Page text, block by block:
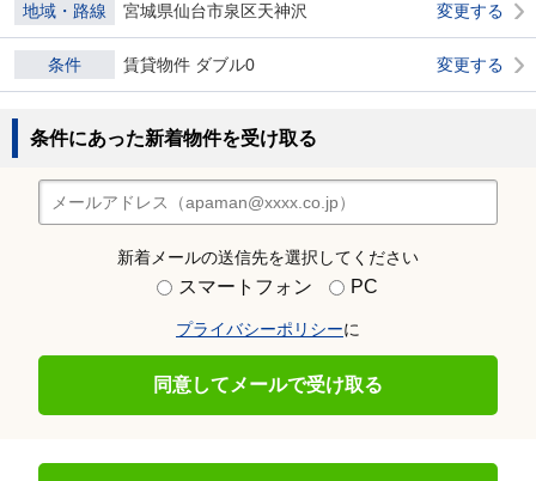
地域・路線 宮城県仙台市泉区天神沢 変更する
条件 賃貸物件 ダブル0 変更する
条件にあった新着物件を受け取る
新着メールの送信先を選択してください
スマートフォン PC
プライバシーポリシーに
同意してメールで受け取る